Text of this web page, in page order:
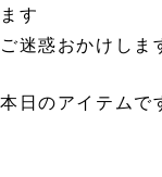
ます
ご迷惑おかけし
本日のアイテムで